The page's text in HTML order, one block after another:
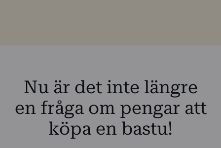
Nu är det inte längre
en fråga om pengar att
köpa en bastu!